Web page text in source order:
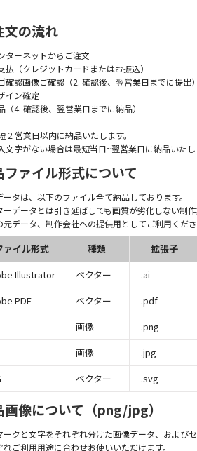
文の流れ
ターネットからご注文
払（クレジットカードまたはお振込）
確認画像ご確認（2. 確認後、翌営業日までに提出）
イン確定
（4. 確認後、翌営業日までに納品）
2 営業日以内に納品いたします。
文字がない場合は最短当日~翌営業日に納品いたし
ファイル形式について
ータは、以下のファイル全て納品しております。
ーデータとは引き延ばしても画質が劣化しない制作
元データ、制作会社への提供用としてご利用くださ
ァイル形式 種類
拡張子
Illustrator
ベクター
.ai
PDF
ベクター
.pdf
画像
.png
画像
.jpg
ベクター .svg
画像について（png/jpg）
ークと文字をそれぞれ分けた画像データ、および
れご利用用途に合わせお使いいただけます。